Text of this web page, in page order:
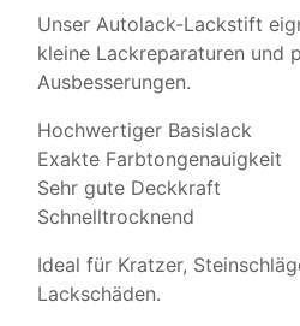
Unser Autolack-Lackstift
kleine Lackreparaturen und
Ausbesserungen.
Hochwertiger Basislack
Exakte Farbtongenauigkeit
Sehr gute Deckkraft
Schnelltrocknend
Ideal für Kratzer,
Lackschäden.